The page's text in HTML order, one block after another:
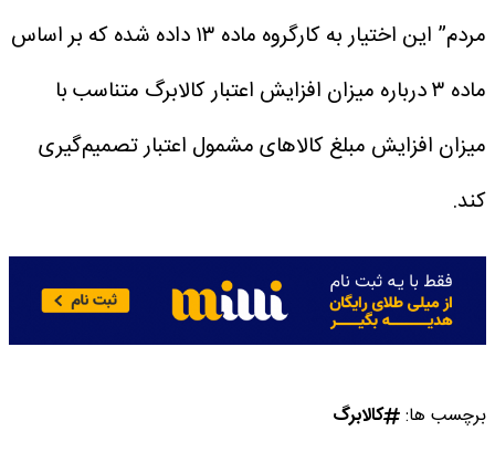
مردم” این اختیار به کارگروه ماده ۱۳ داده شده که بر اساس
ماده ۳ درباره میزان افزایش اعتبار کالابرگ متناسب با
میزان افزایش مبلغ کالاهای مشمول اعتبار تصمیم‌گیری
کند.
برچسب ها: کالابرگ